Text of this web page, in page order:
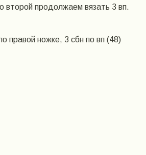
второй продолжаем вязать 3 вп.
правой ножке, 3 сбн по вп (48)